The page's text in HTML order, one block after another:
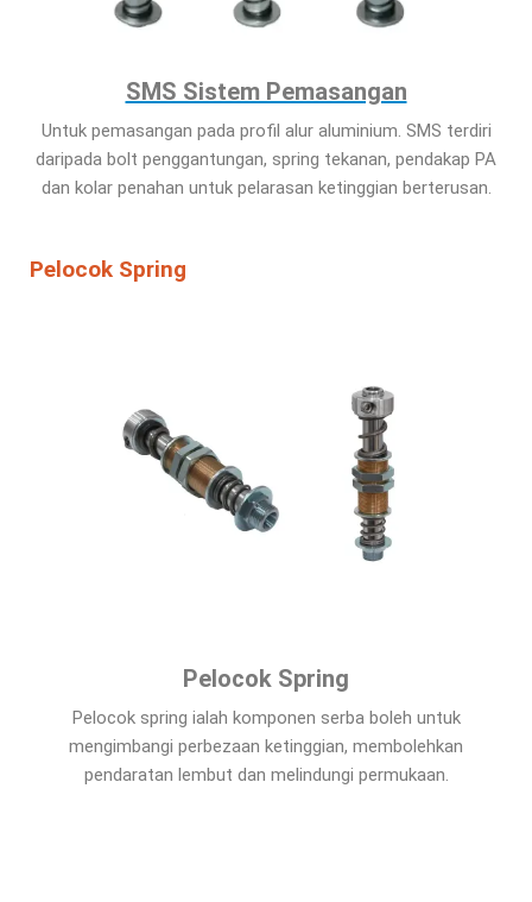
SMS Sistem Pemasangan
Untuk pemasangan pada profil alur aluminium. SMS terdiri
daripada bolt penggantungan, spring tekanan, pendakap PA
dan kolar penahan untuk pelarasan ketinggian berterusan.
Pelocok Spring
Pelocok Spring
Pelocok spring ialah komponen serba boleh untuk
mengimbangi perbezaan ketinggian, membolehkan
pendaratan lembut dan melindungi permukaan.